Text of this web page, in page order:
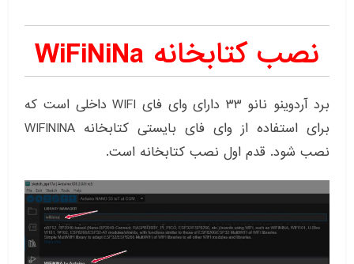
نصب کتابخانه WiFiNiNa
برد آردوینو نانو ۳۳ دارای وای فای WIFI داخلی است که
برای استفاده از وای فای بایستی کتابخانه WIFININA
نصب شود. قدم اول نصب کتابخانه است.